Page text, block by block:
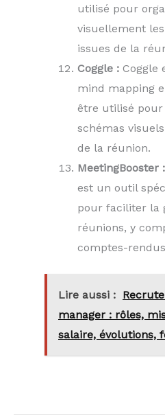
utilisé pour
visuellement
issues de la
Coggle : Coggle
mind mapping
être utilisé pour
schémas
de la réunion.
MeetingBooster :
est un outil
pour faciliter la
réunions, y
comptes-
Lire aussi :
manager : rôles,
salaire, évolutions,